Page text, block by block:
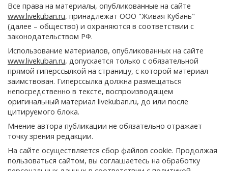
Все права на материалы, опубликованные на сайте
www.livekuban.ru, принадлежат ООО "Живая Кубань"
(далее – общество) и охраняются в соответствии с
законодательством РФ.
Использование материалов, опубликованных на сайте
www.livekuban.ru, допускается только с обязательной
прямой гиперссылкой на страницу, с которой материал
заимствован. Гиперссылка должна размещаться
непосредственно в тексте, воспроизводящем
оригинальный материал livekuban.ru, до или после
цитируемого блока.
Мнение автора публикации не обязательно отражает
точку зрения редакции.
На сайте осуществляется сбор файлов cookie. Продолжая
пользоваться сайтом, вы соглашаетесь на обработку